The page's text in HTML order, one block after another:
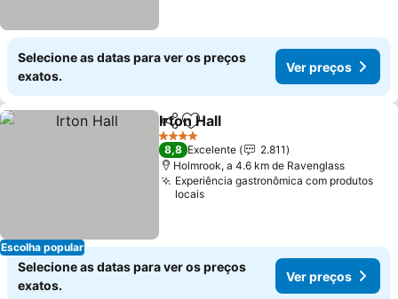
Selecione as datas para ver os preços
exatos.
Ver preços
Escolha popular
PartilharAdicionar aos favoritos
Irton Hall
4 Estrelas
8,8 Excelente
2.811
Holmrook, a 4.6 km de Ravenglass
Experiência gastronômica com produtos
locais
Selecione as datas para ver os preços
exatos.
Ver preços